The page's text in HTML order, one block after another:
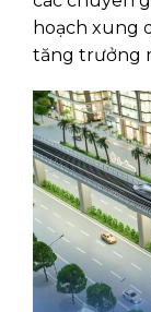
hoạch xung
tăng trưởng